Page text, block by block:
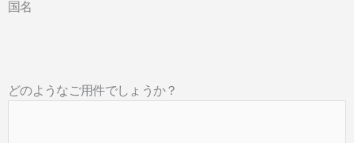
国名
どのようなご用件でしょうか？